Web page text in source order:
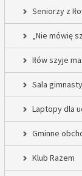
Seniorzy z
„Nie mówię
Iłów szyje
Sala
Laptopy dla
Gminne
Klub Razem